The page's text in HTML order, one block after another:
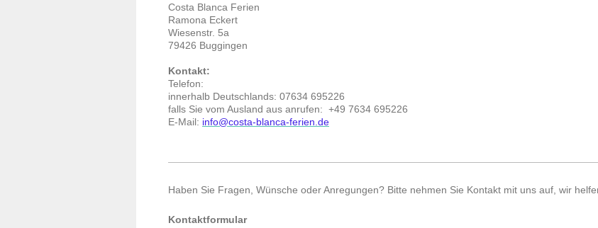
Costa Blanca Ferien
Ramona Eckert
Wiesenstr. 5a
79426 Buggingen
Kontakt:
Telefon:
innerhalb Deutschlands: 07634 695226
falls Sie vom Ausland aus anrufen: +49 7634 695226
E-Mail: info@costa-blanca-ferien.de
Haben Sie Fragen, Wünsche oder Anregungen? Bitte nehmen Sie Kontakt mit uns auf, wir
Kontaktformular